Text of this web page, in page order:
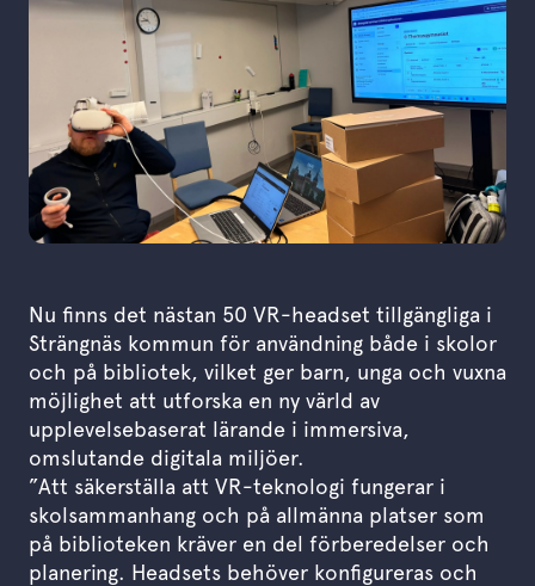
Nu finns det nästan 50 VR-headset tillgängliga i
Strängnäs kommun för användning både i skolor
och på bibliotek, vilket ger barn, unga och vuxna
möjlighet att utforska en ny värld av
upplevelsebaserat lärande i immersiva,
omslutande digitala miljöer.
”Att säkerställa att VR-teknologi fungerar i
skolsammanhang och på allmänna platser som
på biblioteken kräver en del förberedelser och
planering. Headsets behöver konfigureras och